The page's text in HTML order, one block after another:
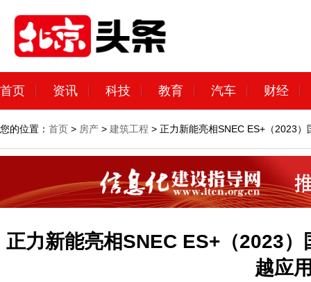
首页 资讯 科技 教育 汽车 财经
您的位置： 首页 > 房产 > 建筑工程 > 正力新能亮相SNEC ES+（2023）
正力新能亮相SNEC ES+（2023）
越应